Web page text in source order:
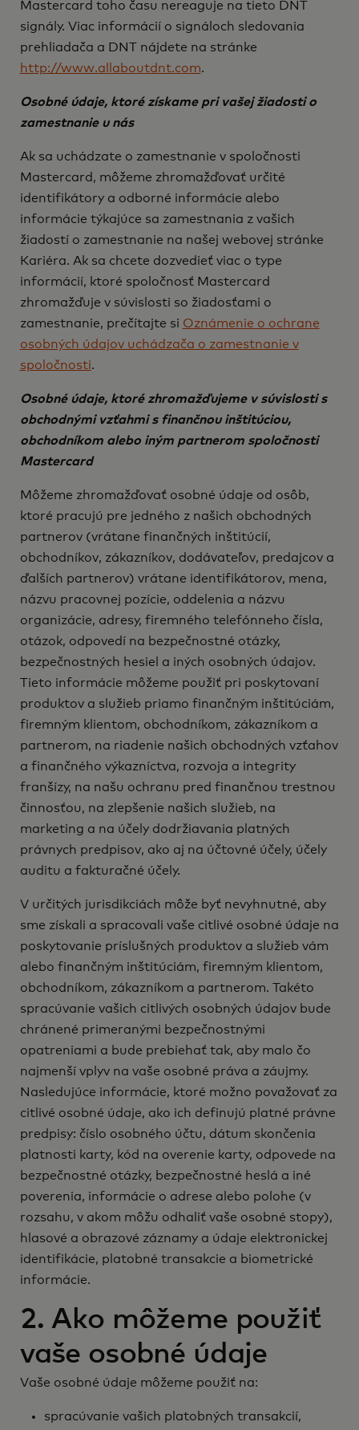
Mastercard toho času nereaguje na tieto DNT
signály. Viac informácií o signáloch sledovania
prehliadača a DNT nájdete na stránke
http://www.allaboutdnt.com.
Osobné údaje, ktoré získame pri vašej žiadosti o
zamestnanie u nás
Ak sa uchádzate o zamestnanie v spoločnosti
Mastercard, môžeme zhromažďovať určité
identifikátory a odborné informácie alebo
informácie týkajúce sa zamestnania z vašich
žiadostí o zamestnanie na našej webovej stránke
Kariéra. Ak sa chcete dozvedieť viac o type
informácií, ktoré spoločnosť Mastercard
zhromažďuje v súvislosti so žiadosťami o
zamestnanie, prečítajte si Oznámenie o ochrane
osobných údajov uchádzača o zamestnanie v
spoločnosti.
Osobné údaje, ktoré zhromažďujeme v súvislosti s
obchodnými vzťahmi s finančnou inštitúciou,
obchodníkom alebo iným partnerom spoločnosti
Mastercard
Môžeme zhromažďovať osobné údaje od osôb,
ktoré pracujú pre jedného z našich obchodných
partnerov (vrátane finančných inštitúcií,
obchodníkov, zákazníkov, dodávateľov, predajcov a
ďalších partnerov) vrátane identifikátorov, mena,
názvu pracovnej pozície, oddelenia a názvu
organizácie, adresy, firemného telefónneho čísla,
otázok, odpovedí na bezpečnostné otázky,
bezpečnostných hesiel a iných osobných údajov.
Tieto informácie môžeme použiť pri poskytovaní
produktov a služieb priamo finančným inštitúciám,
firemným klientom, obchodníkom, zákazníkom a
partnerom, na riadenie našich obchodných vzťahov
a finančného výkazníctva, rozvoja a integrity
franšízy, na našu ochranu pred finančnou trestnou
činnosťou, na zlepšenie našich služieb, na
marketing a na účely dodržiavania platných
právnych predpisov, ako aj na účtovné účely, účely
auditu a fakturačné účely.
V určitých jurisdikciách môže byť nevyhnutné, aby
sme získali a spracovali vaše citlivé osobné údaje na
poskytovanie príslušných produktov a služieb vám
alebo finančným inštitúciám, firemným klientom,
obchodníkom, zákazníkom a partnerom. Takéto
spracúvanie vašich citlivých osobných údajov bude
chránené primeranými bezpečnostnými
opatreniami a bude prebiehať tak, aby malo čo
najmenší vplyv na vaše osobné práva a záujmy.
Nasledujúce informácie, ktoré možno považovať za
citlivé osobné údaje, ako ich definujú platné právne
predpisy: číslo osobného účtu, dátum skončenia
platnosti karty, kód na overenie karty, odpovede na
bezpečnostné otázky, bezpečnostné heslá a iné
poverenia, informácie o adrese alebo polohe (v
rozsahu, v akom môžu odhaliť vaše osobné stopy),
hlasové a obrazové záznamy a údaje elektronickej
identifikácie, platobné transakcie a biometrické
informácie.
2. Ako môžeme použiť
vaše osobné údaje
Vaše osobné údaje môžeme použiť na:
spracúvanie vašich platobných transakcií,